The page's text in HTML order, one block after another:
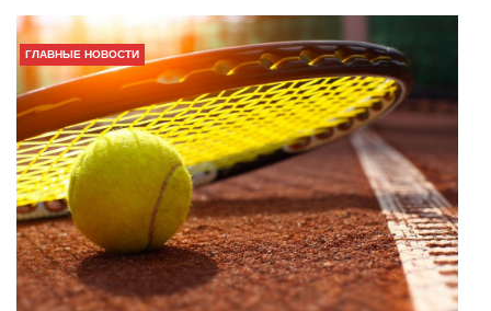
ГЛАВНЫЕ НОВОСТИ